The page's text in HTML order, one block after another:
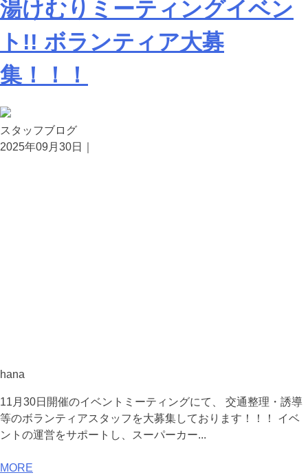
湯けむりミーティングイベン
ト!! ボランティア大募
集！！！
スタッフブログ
2025年09月30日｜
hana
11月30日開催のイベントミーティングにて、 交通整理・誘導
等のボランティアスタッフを大募集しております！！！ イベ
ントの運営をサポートし、スーパーカー...
MORE